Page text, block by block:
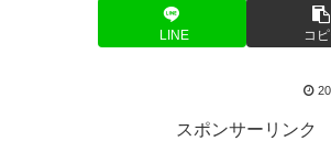
LINE コ
スポンサーリンク